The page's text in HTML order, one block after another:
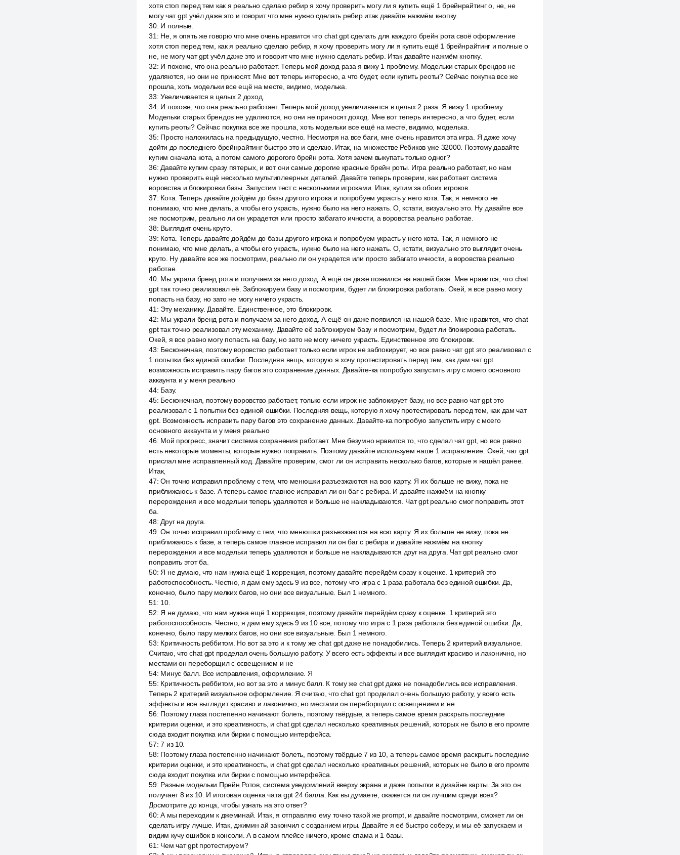
хотя стоп перед тем как я реально сделаю ребир я хочу проверить могу ли я купить ещё 1 брейнрайтинг о, не, не
могу чат gpt учёл даже это и говорит что мне нужно сделать ребир итак давайте нажмём кнопку.
30: И полные.
31 : Не, я опять же говорю что мне очень нравится что chat gpt сделать для каждого брейн рота своё оформление
хотя стоп перед тем, как я реально сделаю ребир, я хочу проверить могу ли я купить ещё 1 брейнрайтинг и полные о
не, не могу чат gpt учёл даже это и говорит что мне нужно сделать ребир. Итак давайте нажмём кнопку.
32: И похоже, что она реально работает. Теперь мой доход раза я вижу 1 проблему. Модельки старых брендов не
удаляются, но они не приносят. Мне вот теперь интересно, а что будет, если купить реоты? Сейчас покупка все же
прошла, хоть модельки все ещё на месте, видимо, моделька.
33:Увеличивается в целых 2 доход.
34: И похоже, что она реально работает. Теперь мой доход увеличивается в целых 2 раза. Я вижу 1 проблему.
Модельки старых брендов не удаляются, но они не приносят доход. Мне вот теперь интересно, а что будет, если
купить реоты? Сейчас покупка все же прошла, хоть модельки все ещё на месте, видимо, моделька.
35: Просто наложилась на предыдущую, честно. Несмотря на все баги, мне очень нравится эта игра. Я даже хочу
дойти до последнего брейнрайтинг быстро это и сделаю. Итак, на множестве Ребиков уже 32000. Поэтому давайте
купим сначала кота, а потом самого дорогого брейн рота. Хотя зачем выкупать только одног?
36: Давайте купим сразу пятерых, и вот они самые дорогие красные брейн роты. Игра реально работает, но нам
нужно проверить ещё несколько мультиплеерных деталей. Давайте теперь проверим, как работает система
воровства и блокировки базы. Запустим тест с несколькими игроками. Итак, купим за обоих игроков.
37: Кота. Теперь давайте дойдём до базы другого игрока и попробуем украсть у него кота. Так, я немного не
понимаю, что мне делать, а чтобы его украсть, нужно было на него нажать. О, кстати, визуально это. Ну давайте все
же посмотрим, реально ли он украдется или просто забагато ичности, а воровства реально работае.
38: Выглядит очень круто.
39: Кота. Теперь давайте дойдём до базы другого игрока и попробуем украсть у него кота. Так, я немного не
понимаю, что мне делать, а чтобы его украсть, нужно было на него нажать. О, кстати, визуально это выглядит очень
круто. Ну давайте все же посмотрим, реально ли он украдется или просто забагато ичности, а воровства реально
работае.
40: Мы украли бренд рота и получаем за него доход. А ещё он даже появился на нашей базе. Мне нравится, что chat
gpt так точно реализовал её. Заблокируем базу и посмотрим, будет ли блокировка работать. Окей, я все равно могу
попасть на базу, но зато не могу ничего украсть.
41 : Эту механику. Давайте. Единственное, это блокировк.
42: Мы украли бренд рота и получаем за него доход. А ещё он даже появился на нашей базе. Мне нравится, что chat
gpt так точно реализовал эту механику. Давайте её заблокируем базу и посмотрим, будет ли блокировка работать.
Окей, я все равно могу попасть на базу, но зато не могу ничего украсть. Единственное это блокировк.
43: Бесконечная, поэтому воровство работает только если игрок не заблокирует, но все равно чат gpt это реализовал с
1 попытки без единой ошибки. Последняя вещь, которую я хочу протестировать перед тем, как дам чат gpt
возможность исправить пару багов это сохранение данных. Давайте-ка попробую запустить игру с моего основного
аккаунта и у меня реально
44: Базу.
45: Бесконечная, поэтому воровство работает, только если игрок не заблокирует базу, но все равно чат gpt это
реализовал с 1 попытки без единой ошибки. Последняя вещь, которую я хочу протестировать перед тем, как дам чат
gpt. Возможность исправить пару багов это сохранение данных. Давайте-ка попробую запустить игру с моего
основного аккаунта и у меня реально
46: Мой прогресс, значит система сохранения работает. Мне безумно нравится то, что сделал чат gpt, но все равно
есть некоторые моменты, которые нужно поправить. Поэтому давайте используем наше 1 исправление. Окей, чат gpt
прислал мне исправленный код. Давайте проверим, смог ли он исправить несколько багов, которые я нашёл ранее.
Итак,
47:Он точно исправил проблему с тем, что менюшки разъезжаются на всю карту. Я их больше не вижу, пока не
приближаюсь к базе. А теперь самое главное исправил ли он баг с ребира. И давайте нажмём на кнопку
перерождения и все модельки теперь удаляются и больше не накладываются. Чат gpt реально смог поправить этот
ба.
48: Друг на друга.
49:Он точно исправил проблему с тем, что менюшки разъезжаются на всю карту. Я их больше не вижу, пока не
приближаюсь к базе, а теперь самое главное исправил ли он баг с ребира и давайте нажмём на кнопку
перерождения и все модельки теперь удаляются и больше не накладываются друг на друга. Чат gpt реально смог
поправить этот ба.
50: Я не думаю, что нам нужна ещё 1 коррекция, поэтому давайте перейдём сразу к оценке. 1 критерий это
работоспособность. Честно, я дам ему здесь 9 из все, потому что игра с 1 раза работала без единой ошибки. Да,
конечно, было пару мелких багов, но они все визуальные. Был 1 немного.
51 : 10.
52: Я не думаю, что нам нужна ещё 1 коррекция, поэтому давайте перейдём сразу к оценке. 1 критерий это
работоспособность. Честно, я дам ему здесь 9 из 10 все, потому что игра с 1 раза работала без единой ошибки. Да,
конечно, было пару мелких багов, но они все визуальные. Был 1 немного.
53: Критичность реббитом. Но вот за это и к тому же chat gpt даже не понадобились. Теперь 2 критерий визуальное.
Считаю, что chat gpt проделал очень большую работу. У всего есть эффекты и все выглядит красиво и лаконично, но
местами он переборщил с освещением и не
54: Минус балл. Все исправления, оформление. Я
55: Критичность реббитом, но вот за это и минус балл. К тому же chat gpt даже не понадобились все исправления.
Теперь 2 критерий визуальное оформление. Я считаю, что chat gpt проделал очень большую работу, у всего есть
эффекты и все выглядит красиво и лаконично, но местами он переборщил с освещением и не
56: Поэтому глаза постепенно начинают болеть, поэтому твёрдые, а теперь самое время раскрыть последние
критерии оценки, и это креативность, и chat gpt сделал несколько креативных решений, которых не было в его промте
сюда входит покупка или бирки с помощью интерфейса.
57:7 из 10.
58: Поэтому глаза постепенно начинают болеть, поэтому твёрдые 7 из 10, а теперь самое время раскрыть последние
критерии оценки, и это креативность, и chat gpt сделал несколько креативных решений, которых не было в его промте
сюда входит покупка или бирки с помощью интерфейса.
59: Разные модельки Прейн Ротов, система уведомлений вверху экрана и даже попытки в дизайне карты. За это он
получает 8 из 10. И итоговая оценка чата gpt 24 балла. Как вы думаете, окажется ли он лучшим среди всех?
Досмотрите до конца, чтобы узнать на это ответ?
60:А мы переходим к джеминай. Итак, я отправляю ему точно такой же prompt, и давайте посмотрим, сможет ли он
сделать игру лучше. Итак, джимин ай закончил с созданием игры. Давайте я её быстро соберу, и мы её запускаем и
видим кучу ошибок в консоли. А в самом плейсе ничего, кроме спама и 1 базы.
61 : Чем чат gpt протестируем?